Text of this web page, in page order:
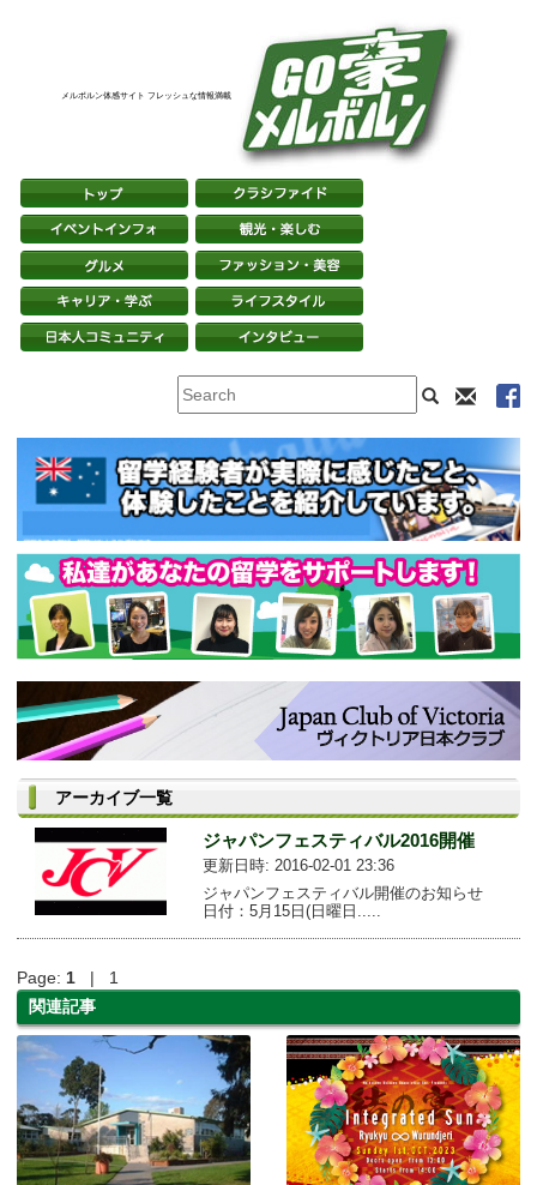
メルボルン体感サイト フレッシュな情報満載
アーカイブ一覧
ジャパンフェスティバル2016開催
更新日時: 2016-02-01 23:36
ジャパンフェスティバル開催のお知らせ
日付：5月15日(日曜日.....
Page: 1 | 1
関連記事